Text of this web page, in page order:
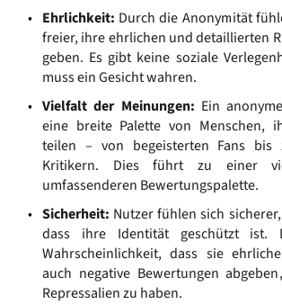
Ehrlichkeit: Durch die Anonymität
freier, ihre ehrlichen und detaillierten
geben. Es gibt keine soziale
muss ein Gesicht wahren.
Vielfalt der Meinungen: Ein
eine breite Palette von Menschen,
teilen – von begeisterten Fans bis
Kritikern. Dies führt zu einer
umfassenderen Bewertungspalette.
Sicherheit: Nutzer fühlen sich
dass ihre Identität geschützt ist.
Wahrscheinlichkeit, dass sie
auch negative Bewertungen
Repressalien zu haben.